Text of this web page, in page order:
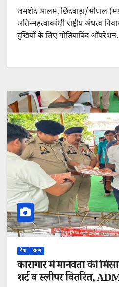
जमशेद आलम, छिंदवाड़ा/भोपाल
अति-महत्वाकांक्षी राष्ट्रीय अंधत्व
दुखियों के लिए मोतियाबिंद
देश राज्य
कारागार में मानवता की
शर्ट व स्लीपर वितरित,